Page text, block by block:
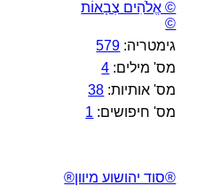
© אֱלֹהִים צְבָאוֹת
©
גימטריה: 579
מס' מילים: 4
מס' אותיות: 38
מס' חיפושים: 1
®סוד יהושוע מיוון®